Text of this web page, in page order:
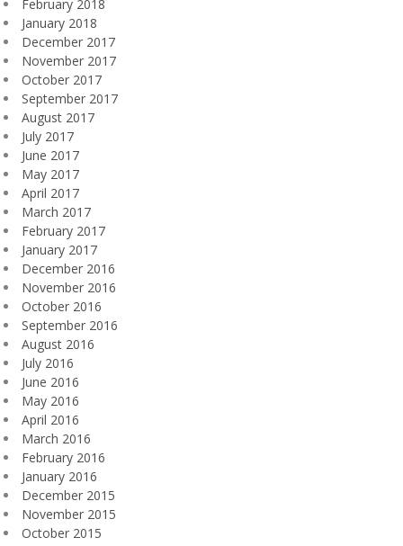
February 2018
January 2018
December 2017
November 2017
October 2017
September 2017
August 2017
July 2017
June 2017
May 2017
April 2017
March 2017
February 2017
January 2017
December 2016
November 2016
October 2016
September 2016
August 2016
July 2016
June 2016
May 2016
April 2016
March 2016
February 2016
January 2016
December 2015
November 2015
October 2015